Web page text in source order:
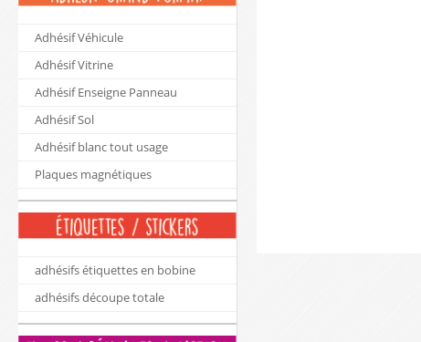
Adhésif Véhicule
Adhésif Vitrine
Adhésif Enseigne Panneau
Adhésif Sol
Adhésif blanc tout usage
Plaques magnétiques
adhésifs étiquettes en bobine
adhésifs découpe totale